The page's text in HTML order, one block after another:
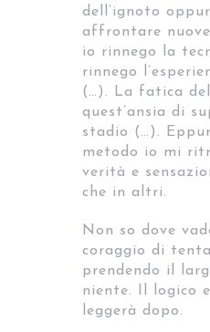
dell’ignoto
affrontare
io rinnego la
rinnego
(…). La fatica
quest’ansia di
stadio (…).
metodo io mi
verità e
che in altri.
Non so dove
coraggio di
prendendo il
niente. Il logico
leggerà dopo.